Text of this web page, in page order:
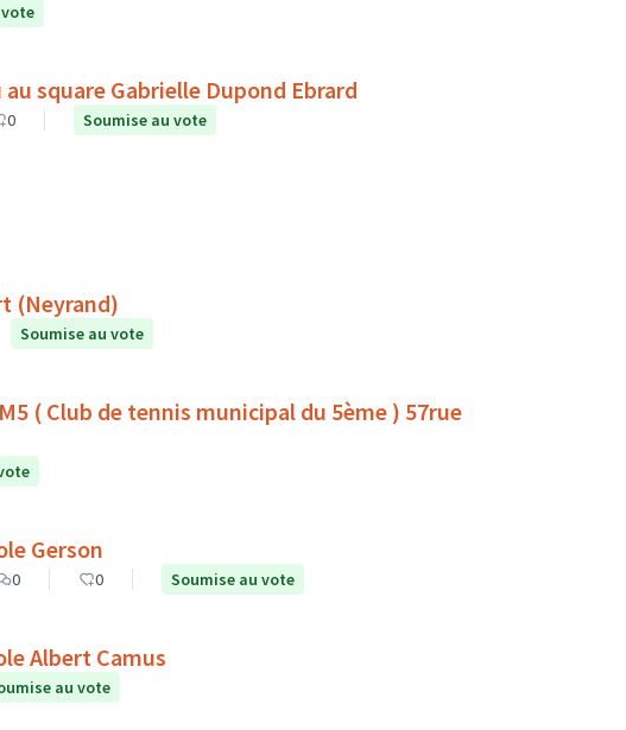
square Gabrielle Dupond Ebrard
0 Soumise au vote
Boîte à livres à remplacer. Parc Champvert (Neyrand)
Soumise au vote
Gerson
0 0 Soumise au vote
Albert Camus
au vote